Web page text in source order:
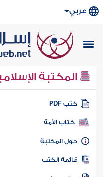
عربي
المكتبة
كتب PDF
كتاب الأمة
المكتبة